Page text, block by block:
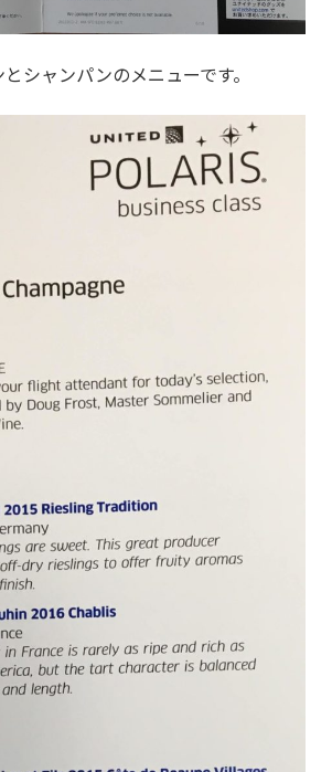
シャンパンのメニューです。